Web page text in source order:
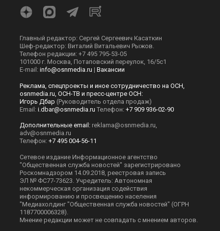
Главный редактор: Сергей Сергеевич Касаткин
Шеф-редактор: Виталий Витальевич Рыжов.
Телефон редакции: +7 495 795-53-05
101000 г. Москва, Потаповский переулок, 16/5с1
E-mail: info@osnmedia.ru | Вакансии
Реклама, спецпроекты и иное сотрудничество на ОСН,
osnmedia.ru, ОСН-ТВ и пресс-центре ОСН:
Игорь Дбар (Руководитель отдела продаж)
Email: i.dbar@osnmedia.ru Телефон: +7 909 936-02-90
Дополнительные email: reklama@osnmedia.ru
adv@osnmedia.ru
Телефон: +7 495 004-56-11
Сетевое издание Информационное агентство
"Общественная служба новостей" зарегистрировано
Роскомнадзором 14.09.2018, реестровая запись
ЭЛ № ФС77-73623. Учредитель: Автономная
некоммерческая организация содействия
информированию и просвещению населения
"Медиахолдинг "Общественная служба новостей" (ОГРН
1187700006328).
Мнение редакции может не совпадать с мнением авторов.